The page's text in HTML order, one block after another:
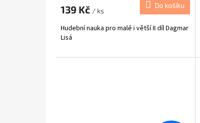
139 Kč / ks
Do košíku
Hudební nauka pro malé i větší II díl Dagmar
Lisá